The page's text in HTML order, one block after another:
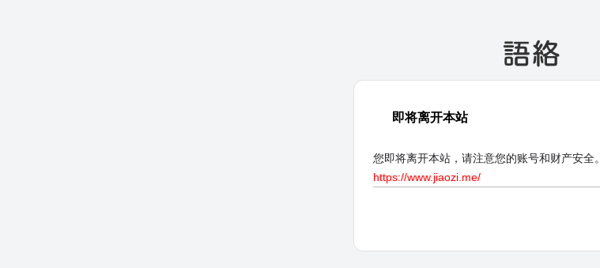
即将离开本站
您即将离开本站，请注意您的账号和财产安全。
https://www.jiaozi.me/